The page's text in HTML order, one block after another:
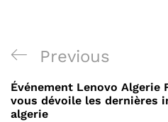
Navigation
de
l’article
Previous
Post
Previous
Événement Lenovo Algerie
vous dévoile les dernières
algerie